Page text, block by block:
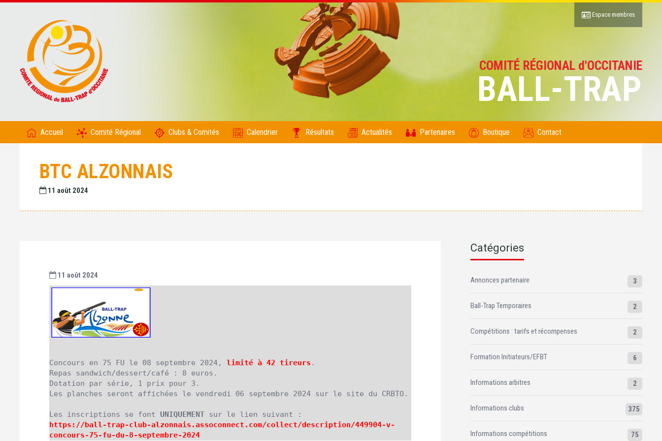
COMITÉ RÉGIONAL d'OCCITANIE
BALL-TRAP
Espace membres
Accueil Comité Régional Clubs & Comités Calendrier Résultats Actualités Partenaires Boutique Contact
BTC ALZONNAIS
11 août 2024
11 août 2024
Concours en 75 FU le 08 septembre 2024, limité à 42 tireurs .
Repas sandwich/dessert/café : 8 euros.
Dotation par série, 1 prix pour 3.
Les planches seront affichées le vendredi 06 septembre 2024 sur le site du CRBTO.
Les inscriptions se font UNIQUEMENT sur le lien suivant :
https://ball-trap-club-alzonnais.assoconnect.com/collect/description/449904-v-
concours-75-fu-du-8-septembre-2024
Catégories
Annonces partenaire 3
Ball-Trap Temporaires 2
Compétitions : tarifs et récompenses 2
Formation Initiateurs/EFBT 6
Informations arbitres 2
Informations clubs 375
Informations compétitions 75